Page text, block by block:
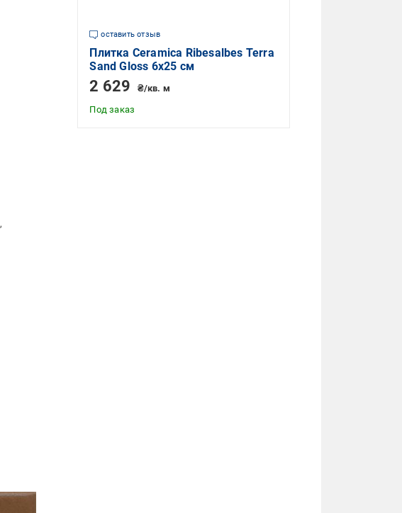
оставить отзыв
Плитка Ceramica Ribesalbes Terra
Sand Gloss 6х25 см
2 629
₴/кв. м
Под заказ